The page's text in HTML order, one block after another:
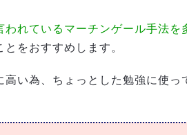
われているマーチンゲール手法を
をおすすめします。
い為、ちょっとした勉強に使っ